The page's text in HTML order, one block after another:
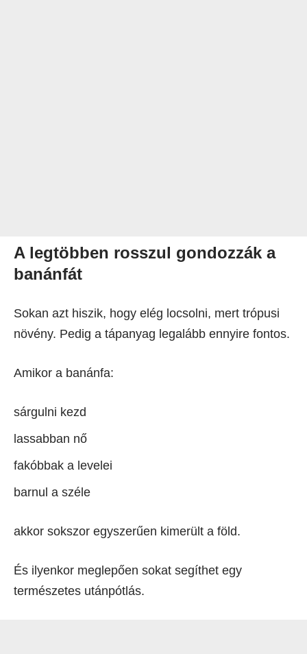
A legtöbben rosszul gondozzák a
banánfát
Sokan azt hiszik, hogy elég locsolni, mert trópusi
növény. Pedig a tápanyag legalább ennyire fontos.
Amikor a banánfa:
sárgulni kezd
lassabban nő
fakóbbak a levelei
barnul a széle
akkor sokszor egyszerűen kimerült a föld.
És ilyenkor meglepően sokat segíthet egy
természetes utánpótlás.